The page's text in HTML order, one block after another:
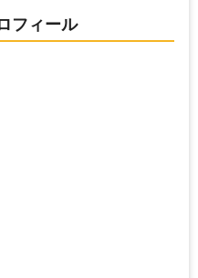
フィール